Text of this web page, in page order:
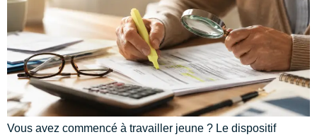
Vous avez commencé à travailler jeune ? Le dispositif